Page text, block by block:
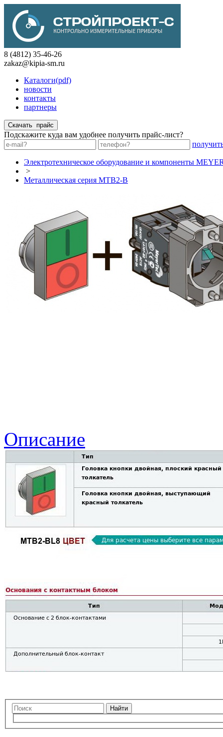
8 (4812) 35-46-26
zakaz@kipia-sm.ru
Каталоги(pdf)
новости
контакты
партнеры
Подскажите куда вам удобнее получить прайс-лист?
Электротехническое оборудование и компоненты
>
Металлическая серия MTB2-B
Описание
Найти